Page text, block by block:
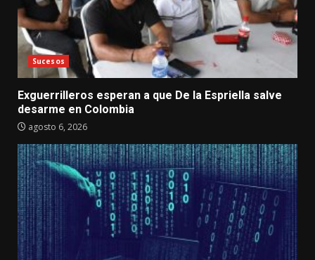
Sucesos
Exguerrilleros esperan a que De la Espriella salve
desarme en Colombia
agosto 6, 2026